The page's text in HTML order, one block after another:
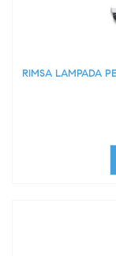
RIMSA LAMPADA